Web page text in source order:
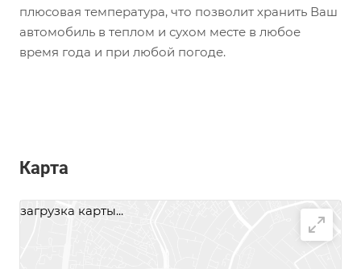
плюсовая температура, что позволит хранить Ваш
автомобиль в теплом и сухом месте в любое
время года и при любой погоде.
Карта
загрузка карты...